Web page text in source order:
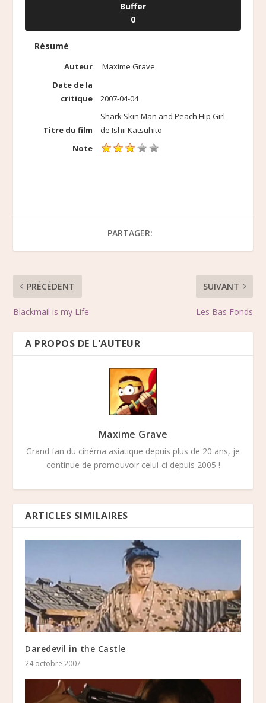
Buffer
0
Résumé
Auteur
Maxime Grave
Date de la
critique
2007-04-04
Titre du film
Shark Skin Man and Peach Hip Girl
de Ishii Katsuhito
Note
PARTAGER:
PRÉCÉDENT
Blackmail is my Life
SUIVANT
Les Bas Fonds
A PROPOS DE L'AUTEUR
Maxime Grave
Grand fan du cinéma asiatique depuis plus de 20 ans, je
continue de promouvoir celui-ci depuis 2005 !
ARTICLES SIMILAIRES
Daredevil in the Castle
24 octobre 2007